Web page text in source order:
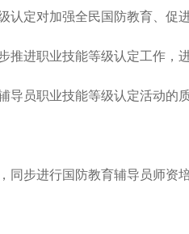
对加强全民国防教育、促
进职业技能等级认定工作，
职业技能等级认定活动的
进行国防教育辅导员师资